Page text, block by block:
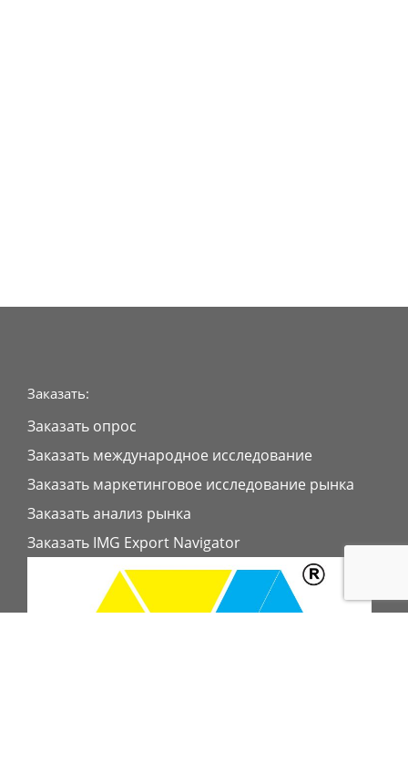
Заказать:
Заказать опрос
Заказать международное исследование
Заказать маркетинговое исследование рынка
Заказать анализ рынка
Заказать IMG Export Navigator